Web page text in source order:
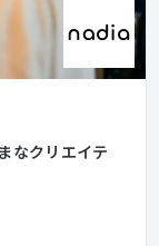
なクリエイテ